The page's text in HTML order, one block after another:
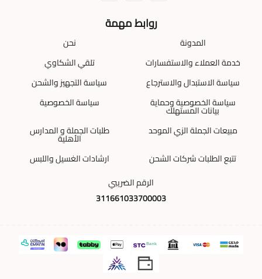
روابط مهمة
المدونة
نحن
خدمة العملاء والاستفسارات
تلقي الشكاوي
سياسة الاستبدال والاسترجاع
سياسة التجهيز والشحن
سياسة الخصوصية وحماية
بيانات المستهلك
سياسة الخصوصية
مبيعات الجملة الزي الموحد
طلبات الجملة و المدارس
الأهلية
تتبع الطلبات شركات الشحن
ارشادات الغسيل واللبس
الرقم الضريبي
311661033700003